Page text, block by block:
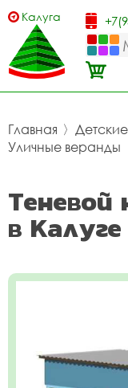
Калуга
Главная 〉
Уличные веранды
Теневой
в Калуге